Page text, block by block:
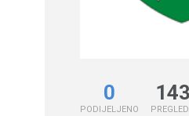
0
PODIJELJENO
143